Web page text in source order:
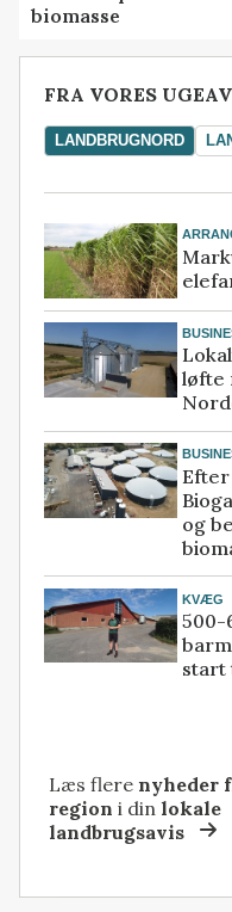
biomasse
FRA VORES
LANDBRUGNORD
løfte
Efter
og
KVÆG
500-
start
Læs flere nyheder
region i dinlokale
landbrugsavis